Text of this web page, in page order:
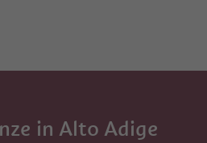
in Alto Adige